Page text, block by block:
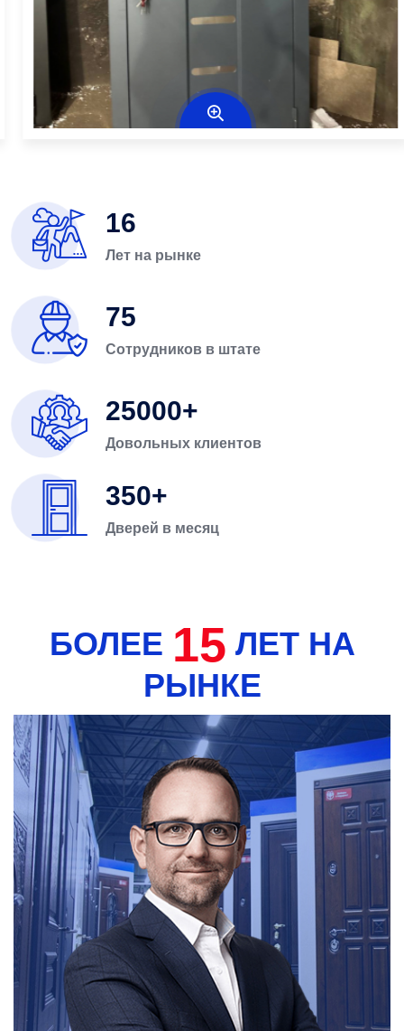
16
Лет на рынке
75
Сотрудников в штате
25000
Довольных клиентов
350
Дверей в месяц
БОЛЕЕ 15 ЛЕТ НА
РЫНКЕ